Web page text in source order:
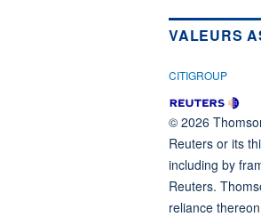
VALEURS
CITIGROUP
© 2026
Reuters or its
including by
Reuters.
reliance